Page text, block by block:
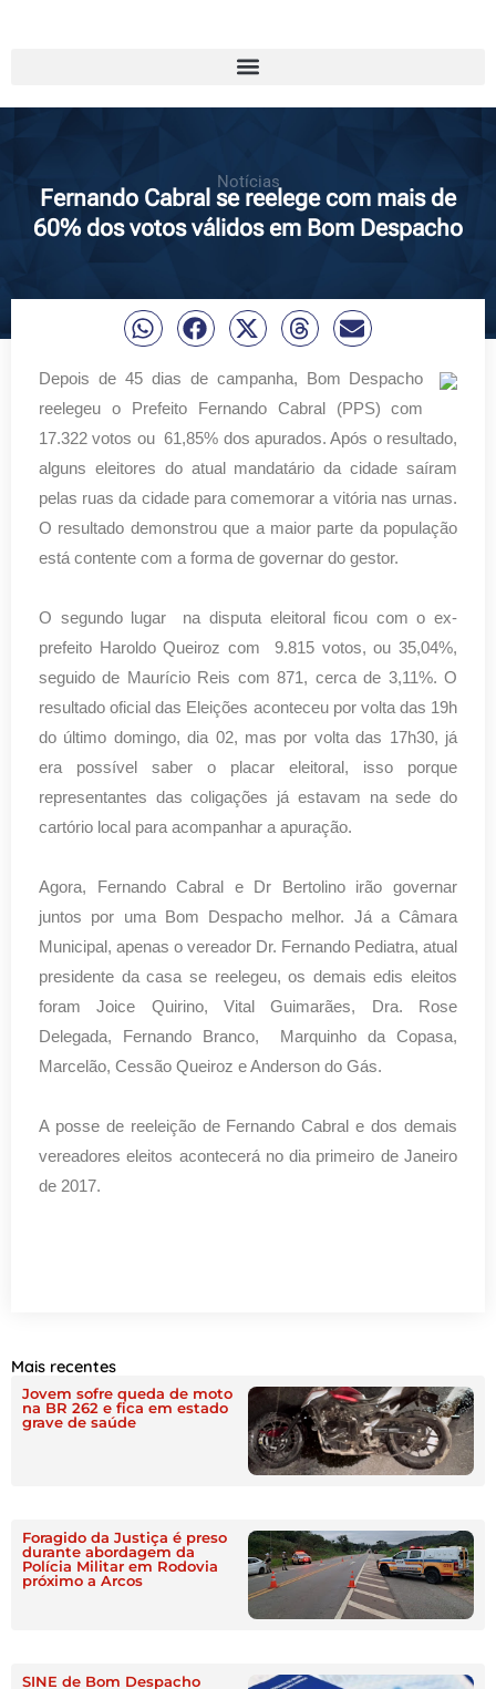
Notícias
Fernando Cabral se reelege com mais de
60% dos votos válidos em Bom Despacho
Depois de 45 dias de campanha, Bom Despacho
reelegeu o Prefeito Fernando Cabral (PPS) com
17.322 votos ou 61,85% dos apurados. Após o resultado,
alguns eleitores do atual mandatário da cidade saíram
pelas ruas da cidade para comemorar a vitória nas urnas.
O resultado demonstrou que a maior parte da população
está contente com a forma de governar do gestor.
O segundo lugar na disputa eleitoral ficou com o ex-
prefeito Haroldo Queiroz com 9.815 votos, ou 35,04%,
seguido de Maurício Reis com 871, cerca de 3,11%. O
resultado oficial das Eleições aconteceu por volta das 19h
do último domingo, dia 02, mas por volta das 17h30, já
era possível saber o placar eleitoral, isso porque
representantes das coligações já estavam na sede do
cartório local para acompanhar a apuração.
Agora, Fernando Cabral e Dr Bertolino irão governar
juntos por uma Bom Despacho melhor. Já a Câmara
Municipal, apenas o vereador Dr. Fernando Pediatra, atual
presidente da casa se reelegeu, os demais edis eleitos
foram Joice Quirino, Vital Guimarães, Dra. Rose
Delegada, Fernando Branco, Marquinho da Copasa,
Marcelão, Cessão Queiroz e Anderson do Gás.
A posse de reeleição de Fernando Cabral e dos demais
vereadores eleitos acontecerá no dia primeiro de Janeiro
de 2017.
Mais recentes
Jovem sofre queda de moto
na BR 262 e fica em estado
grave de saúde
Foragido da Justiça é preso
durante abordagem da
Polícia Militar em Rodovia
próximo a Arcos
SINE de Bom Despacho